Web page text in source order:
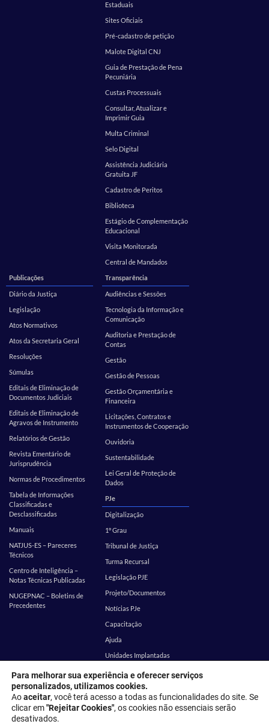
Estaduais
Sites Oficiais
Pré-cadastro de petição
Malote Digital CNJ
Guia de Prestação de Pena
Pecuniária
Custas Processuais
Consultar, Atualizar e
Imprimir Guia
Multa Criminal
Selo Digital
Assistência Judiciária
Gratuita JF
Cadastro de Peritos
Biblioteca
Estágio de Complementação
Educacional
Visita Monitorada
Central de Mandados
Publicações
Diário da Justiça
Legislação
Atos Normativos
Atos da Secretaria Geral
Resoluções
Súmulas
Editais de Eliminação de
Documentos Judiciais
Editais de Eliminação de
Agravos de Instrumento
Relatórios de Gestão
Revista Ementário de
Jurisprudência
Normas de Procedimentos
Tabela de Informações
Classificadas e
Desclassificadas
Manuais
NATJUS-ES – Pareceres
Técnicos
Centro de Inteligência –
Notas Técnicas Publicadas
NUGEPNAC – Boletins de
Precedentes
Transparência
Audiências e Sessões
Tecnologia da Informação e
Comunicação
Auditoria e Prestação de
Contas
Gestão
Gestão de Pessoas
Gestão Orçamentária e
Financeira
Licitações, Contratos e
Instrumentos de Cooperação
Ouvidoria
Sustentabilidade
Lei Geral de Proteção de
Dados
PJe
Digitalização
1º Grau
Tribunal de Justiça
Turma Recursal
Legislação PJE
Projeto/Documentos
Notícias PJe
Capacitação
Ajuda
Unidades Implantadas
Estatística
SEI
EMES Corregedoria
Endereço: Rua Desembargador Homero Mafra, 60 - Enseada do Suá,
Para melhorar sua experiência e oferecer serviços
personalizados, utilizamos cookies.
Aoaceitar, você terá acesso a todas as funcionalidades do site. Se
clicar em"Rejeitar Cookies", os cookies não essenciais serão
desativados.